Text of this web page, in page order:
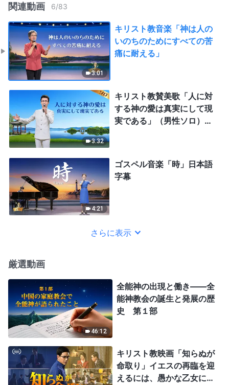
関連動画 6/83
3:01
キリスト教音楽「神は人の
いのちのためにすべての苦
痛に耐える」
3:32
キリスト教賛美歌「人に対
する神の愛は真実にして現
実である」（男性ソロ）日
4:21
ゴスペル音楽「時」日本語
字幕
さらに表示
厳選動画
46:12
全能神の出現と働き——全
能神教会の誕生と発展の歴
史 第１部
キリスト教映画「知らぬが
命取り」イエスの再臨を迎
えるには、愚かな乙女にな